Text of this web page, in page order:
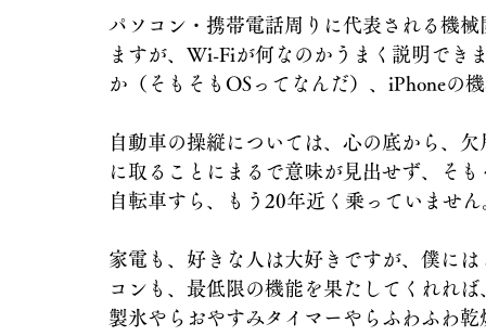
パソコン・携帯電話周りに代表される機
ますが、Wi-Fiが何なのかうまく説明でき
か（そもそもOSってなんだ）、iPhoneの
自動車の操縦については、心の底から、
に取ることにまるで意味が見出せず、そ
自転車すら、もう20年近く乗っていません
家電も、好きな人は大好きですが、僕に
コンも、最低限の機能を果たしてくれれ
製氷やらおやすみタイマーやらふわふわ